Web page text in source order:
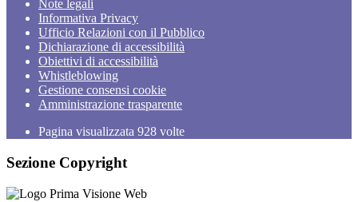
Note legali
Informativa Privacy
Ufficio Relazioni con il Pubblico
Dichiarazione di accessibilità
Obiettivi di accessibilità
Whistleblowing
Gestione consensi cookie
Amministrazione trasparente
Pagina visualizzata 928 volte
Sezione Copyright